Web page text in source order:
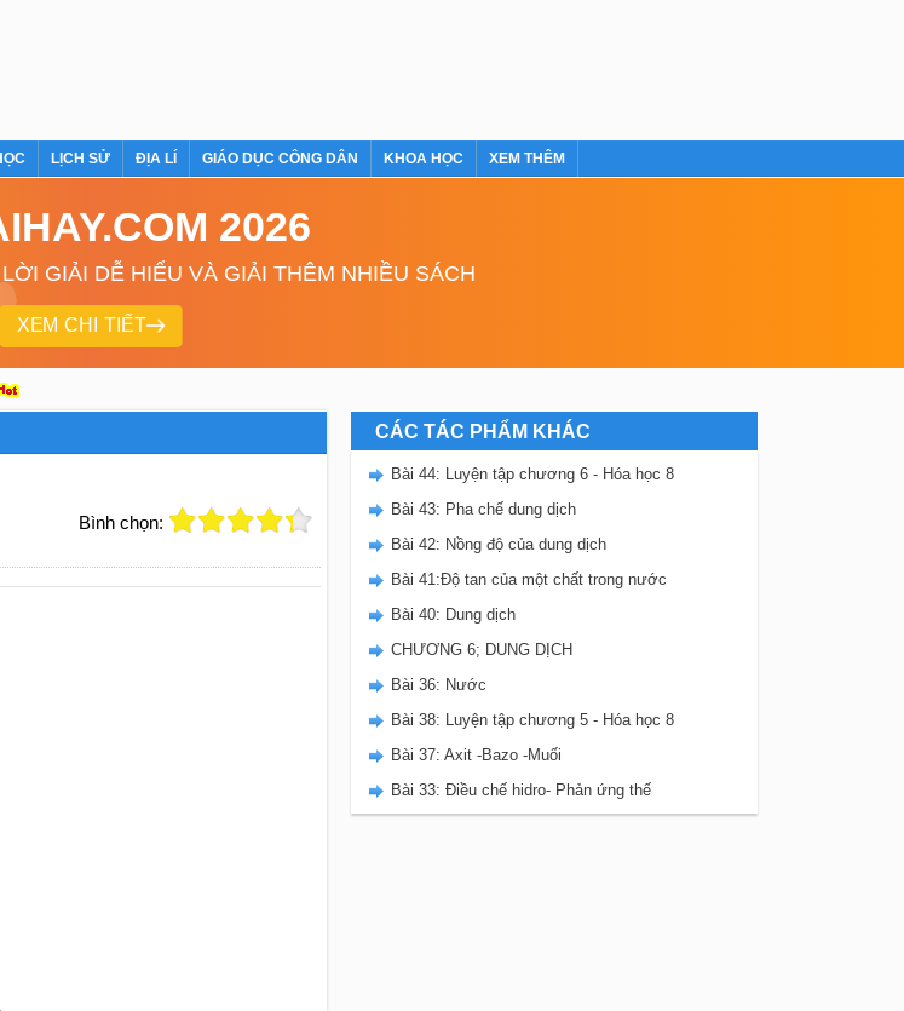
LỊCH SỬ ĐỊA LÍ GIÁO DỤC CÔNG DÂN KHOA HỌC XEM THÊM
2026
GIẢI DỄ HIỂU VÀ GIẢI THÊM NHIỀU SÁCH
XEM CHI TIẾT
Bình chọn:
CÁC TÁC PHẨM KHÁC
Bài 44: Luyện tập chương 6 - Hóa học 8
Bài 43: Pha chế dung dịch
Bài 42: Nồng độ của dung dịch
Bài 41:Độ tan của một chất trong nước
Bài 40: Dung dịch
CHƯƠNG 6; DUNG DỊCH
Bài 36: Nước
Bài 38: Luyện tập chương 5 - Hóa học 8
Bài 37: Axit -Bazo -Muối
Bài 33: Điều chế hidro- Phản ứng thế